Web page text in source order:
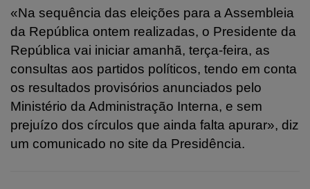
«Na sequência das eleições para a Assembleia
da República ontem realizadas, o Presidente da
República vai iniciar amanhã, terça-feira, as
consultas aos partidos políticos, tendo em conta
os resultados provisórios anunciados pelo
Ministério da Administração Interna, e sem
prejuízo dos círculos que ainda falta apurar», diz
um comunicado no site da Presidência.